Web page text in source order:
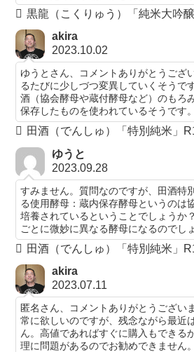
黒龍（こくりゅう）「純米大吟
akira
2023.10.02
ゆうとさん、コメントありがとうござ
るたびに少しづつ変異していくそうで
酒（協会酵母や蔵付酵母など）のもろ
保存したものを使われているそうです
田酒（でんしゅ）「特別純米」
ゆうと
2023.09.28
すみません。質問なのですが、田酒特
る使用酵母：蔵内保存酵母というのは
培養されているということでしょうか
ごとに微妙に異なる酵母になるのでし
田酒（でんしゅ）「特別純米」
akira
2023.07.11
匿名さん、コメントありがとうござい
常に欲しいのですが、残念ながら最近
ん。高値であればすぐに購入もできる
理に問題があるのでお勧めできません